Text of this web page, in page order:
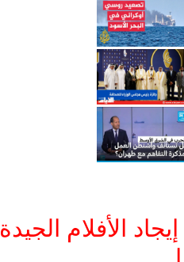
الأفلام الجيدة